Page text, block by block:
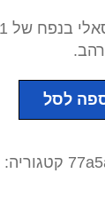
לסל
קטגוריה: